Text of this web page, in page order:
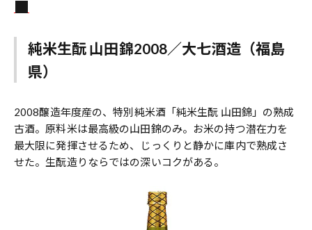
純米生酛 山田錦2008／大七酒造（福島
県）
2008醸造年度産の、特別純米酒「純米生酛 山田錦」の熟成
古酒。原料米は最高級の山田錦のみ。お米の持つ潜在力を
最大限に発揮させるため、じっくりと静かに庫内で熟成さ
せた。生酛造りならではの深いコクがある。